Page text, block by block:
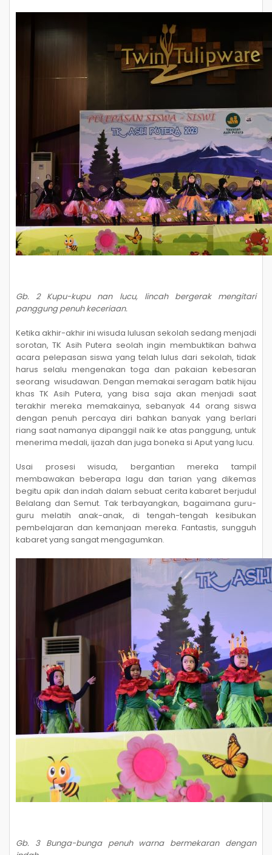
Gb. 2 Kupu-kupu nan lucu, lincah bergerak mengitari
panggung penuh keceriaan.
Ketika akhir-akhir ini wisuda lulusan sekolah sedang menjadi
sorotan, TK Asih Putera seolah ingin membuktikan bahwa
acara pelepasan siswa yang telah lulus dari sekolah, tidak
harus selalu mengenakan toga dan pakaian kebesaran
seorang wisudawan. Dengan memakai seragam batik hijau
khas TK Asih Putera, yang bisa saja akan menjadi saat
terakhir mereka memakainya, sebanyak 44 orang siswa
dengan penuh percaya diri bahkan banyak yang berlari
riang saat namanya dipanggil naik ke atas panggung, untuk
menerima medali, ijazah dan juga boneka si Aput yang lucu.
Usai prosesi wisuda, bergantian mereka tampil
membawakan beberapa lagu dan tarian yang dikemas
begitu apik dan indah dalam sebuat cerita kabaret berjudul
Belalang dan Semut. Tak terbayangkan, bagaimana guru-
guru melatih anak-anak, di tengah-tengah kesibukan
pembelajaran dan kemanjaan mereka. Fantastis, sungguh
kabaret yang sangat mengagumkan.
Gb. 3 Bunga-bunga penuh warna bermekaran dengan